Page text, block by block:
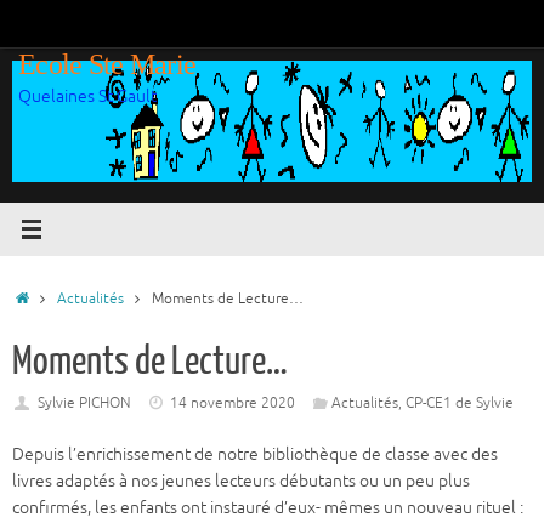
contenu
Ecole Ste Marie
Quelaines St Gault
Accueil
Actualités Moments de Lecture…
Moments de Lecture…
Sylvie PICHON 14 novembre 2020 Actualités, CP-CE1 de Sylvie
Depuis l’enrichissement de notre bibliothèque de classe avec des
livres adaptés à nos jeunes lecteurs débutants ou un peu plus
confirmés, les enfants ont instauré d’eux- mêmes un nouveau rituel :